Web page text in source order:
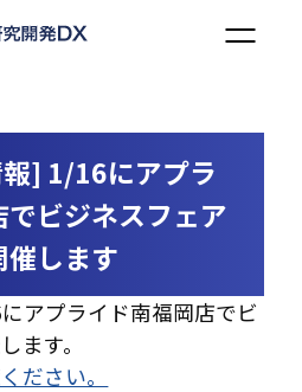
] 1/16にアプラ
ビジネスフェア
催します
アプライド南福岡店でビ
ます。
ださい。